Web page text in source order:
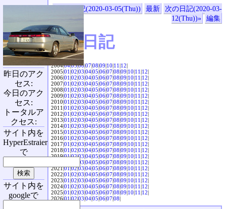
«前の日記(2020-03-05(Thu)) 最新
次の日記(2020-03-
12(Thu))»
編集
SVX日記
2004|04|05|06|07|08|09|10|11|12|
2005|01|02|03|04|05|06|07|08|09|10|11|12|
2006|01|02|03|04|05|06|07|08|09|10|11|12|
2007|01|02|03|04|05|06|07|08|09|10|11|12|
2008|01|02|03|04|05|06|07|08|09|10|11|12|
2009|01|02|03|04|05|06|07|08|09|10|11|12|
2010|01|02|03|04|05|06|07|08|09|10|11|12|
2011|01|02|03|04|05|06|07|08|09|10|11|12|
2012|01|02|03|04|05|06|07|08|09|10|11|12|
2013|01|02|03|04|05|06|07|08|09|10|11|12|
2014|01|02|03|04|05|06|07|08|09|10|11|12|
2015|01|02|03|04|05|06|07|08|09|10|11|12|
2016|01|02|03|04|05|06|07|08|09|10|11|12|
2017|01|02|03|04|05|06|07|08|09|10|11|12|
2018|01|02|03|04|05|06|07|08|09|10|11|12|
2019|01|02|03|04|05|06|07|08|09|10|11|12|
03|04|05|06|07|08|09|10|11|12|
2021|01|02|03|04|05|06|07|08|09|10|11|12|
2022|01|02|03|04|05|06|07|08|09|10|11|12|
2023|01|02|03|04|05|06|07|08|09|10|11|12|
2024|01|02|03|04|05|06|07|08|09|10|11|12|
2025|01|02|03|04|05|06|07|08|09|10|11|12|
2026|01|02|03|04|05|06|07|08|
昨日のアク
セス:
今日のアク
セス:
トータルア
クセス:
サイト内を
HyperEstraier
で
サイト内を
googleで